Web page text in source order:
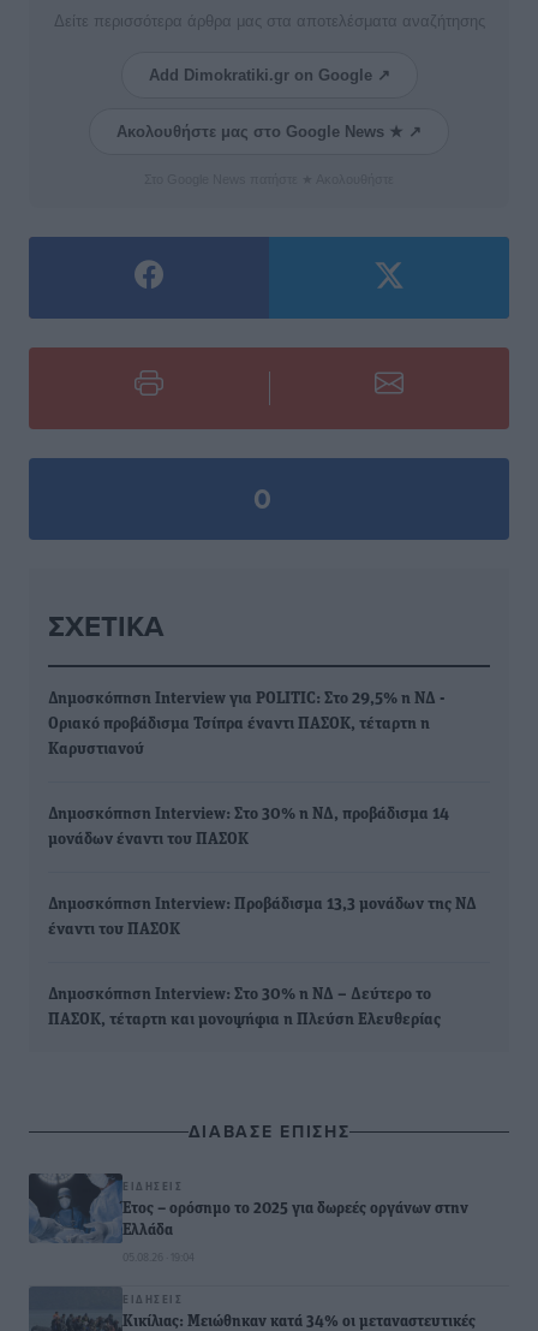
Δείτε περισσότερα άρθρα μας στα αποτελέσματα αναζήτησης
Add Dimokratiki.gr on Google ↗
Ακολουθήστε μας στο Google News ★ ↗
0
ΣΧΕΤΙΚΆ
Δημοσκόπηση Interview για POLITIC: Στο 29,5% η ΝΔ -
Οριακό προβάδισμα Τσίπρα έναντι ΠΑΣΟΚ, τέταρτη η
Καρυστιανού
Δημοσκόπηση Interview: Στο 30% η ΝΔ, προβάδισμα 14
μονάδων έναντι του ΠΑΣΟΚ
Δημοσκόπηση Interview: Προβάδισμα 13,3 μονάδων της ΝΔ
έναντι του ΠΑΣΟΚ
Δημοσκόπηση Interview: Στο 30% η ΝΔ – Δεύτερο το
ΠΑΣΟΚ, τέταρτη και μονοψήφια η Πλεύση Ελευθερίας
ΔΙΑΒΑΣΕ ΕΠΙΣΗΣ
ΕΙΔΉΣΕΙΣ
Έτος – ορόσημο το 2025 για δωρεές οργάνων στην
Ελλάδα
05.08.26 · 19:04
ΕΙΔΉΣΕΙΣ
Κικίλιας: Μειώθηκαν κατά 34% οι μεταναστευτικές